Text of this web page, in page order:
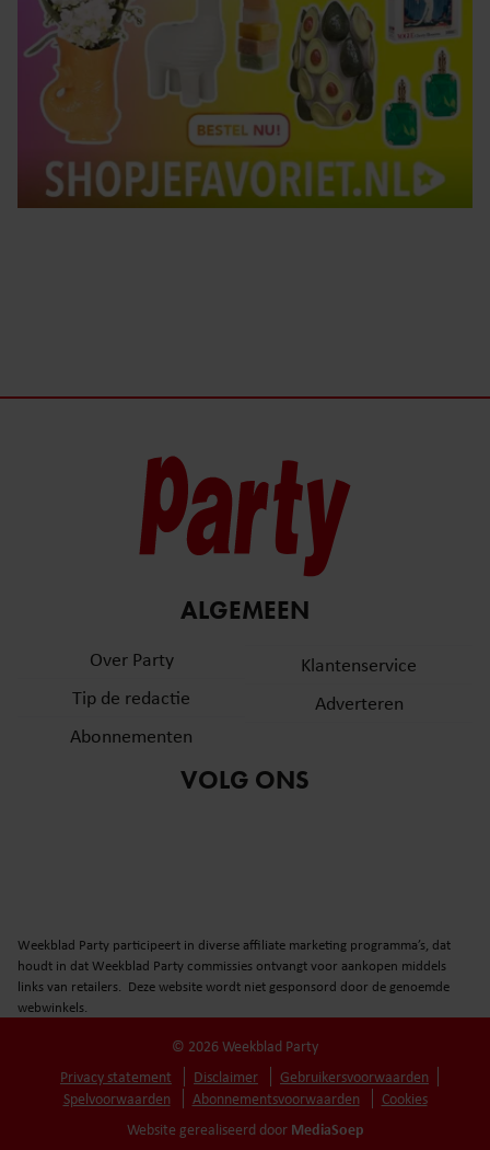
ALGEMEEN
Over Party
Tip de redactie
Abonnementen
Klantenservice
Adverteren
VOLG ONS
Weekblad Party participeert in diverse affiliate marketing programma’s, dat
houdt in dat Weekblad Party commissies ontvangt voor aankopen middels
links van retailers. Deze website wordt niet gesponsord door de genoemde
webwinkels.
© 2026 Weekblad Party
Privacy statement
Disclaimer
Gebruikersvoorwaarden
Spelvoorwaarden
Abonnementsvoorwaarden
Cookies
Website gerealiseerd door MediaSoep